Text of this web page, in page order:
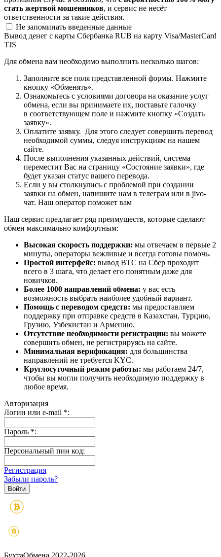
стать жертвой мошенников, и сервис не несёт
ответственности за такие действия.
Не запоминать введенные данные
Вывод денег с карты Сбербанка RUB на карту Visa/MasterCard
TJS
Для обмена вам необходимо выполнить несколько шагов:
Заполните все поля представленной формы. Нажмите
кнопку «Обменять».
Ознакомьтесь с условиями договора на оказание услуг
обмена, если вы принимаете их, поставьте галочку
в соответствующем поле и нажмите кнопку «Создать
заявку».
Оплатите заявку. Для этого следует совершить перевод
необходимой суммы, следуя инструкциям на нашем
сайте.
После выполнения указанных действий, система
переместит Вас на страницу «Состояние заявки», где
будет указан статус вашего перевода.
Если у вы столкнулись с проблемой при создании
заявки на обмен, напишите нам в телеграм или в jivo-
чат. Наш оператор поможет вам
Наш сервис предлагает ряд преимуществ, которые сделают
обмен максимально комфортным:
Высокая скорость поддержки: мы отвечаем в первые 2
минуты, операторы вежливые и всегда готовы помочь.
Простой интерфейс: вывод BTC на Сбер проходит
всего в 3 шага, что делает его понятным даже для
новичков.
Более 1000 направлений обмена: у вас есть
возможность выбрать наиболее удобный вариант.
Помощь с переводом средств: мы предоставляем
поддержку при отправке средств в Казахстан, Турцию,
Грузию, Узбекистан и Армению.
Отсутствие необходимости регистрации: вы можете
совершить обмен, не регистрируясь на сайте.
Минимальная верификация: для большинства
направлений не требуется KYC.
Круглосуточный режим работы: мы работаем 24/7,
чтобы вы могли получить необходимую поддержку в
любое время.
Авторизация
Логин или e-mail *:
Пароль *:
Персональный пин код:
Регистрация
Забыли пароль?
БухтаОбмена 2022-2026